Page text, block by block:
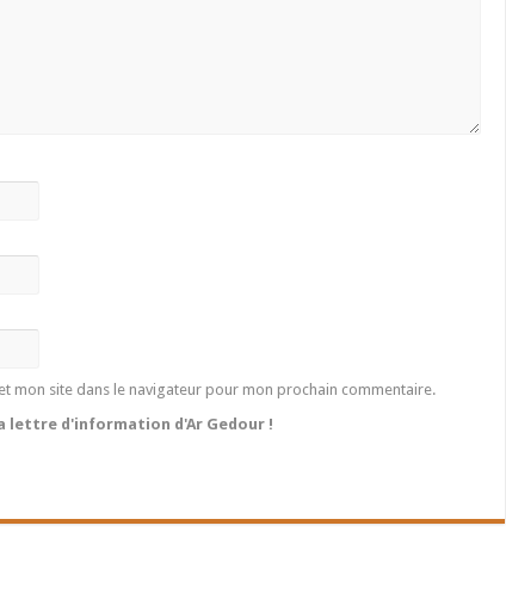
mon site dans le navigateur pour mon prochain commentaire.
lettre d'information d'Ar Gedour !